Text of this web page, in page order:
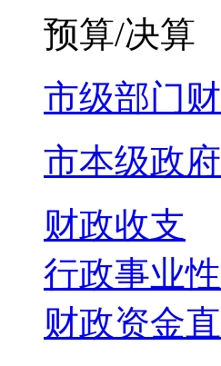
预算/决算
市级部门
市本级政
财政收支
行政事业
财政资金